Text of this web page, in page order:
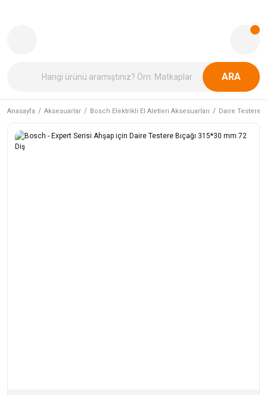
ARA
Anasayfa Aksesuarlar Bosch Elektrikli El Aletleri Aksesuarları Daire Testere